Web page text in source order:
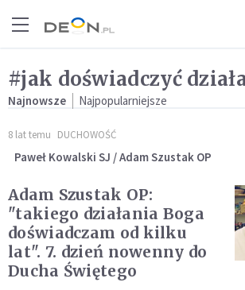
#jak doświadczyć
Najnowsze Najpopularniejsze
8 lat temu DUCHOWOŚĆ
Paweł Kowalski SJ / Adam Szustak OP
Adam Szustak OP:
"takiego działania Boga
doświadczam od kilku
lat". 7. dzień nowenny do
Ducha Świętego